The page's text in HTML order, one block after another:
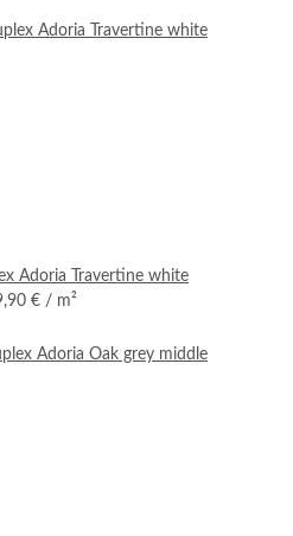
Adoria Travertine white
€ / m²